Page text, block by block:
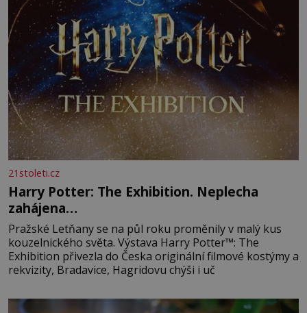
21stoleti.cz
Harry Potter: The Exhibition. Neplecha
zahájena…
Pražské Letňany se na půl roku proměnily v malý kus
kouzelnického světa. Výstava Harry Potter™: The
Exhibition přivezla do Česka originální filmové kostýmy a
rekvizity, Bradavice, Hagridovu chýši i uč